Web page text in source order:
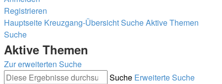
Registrieren
Hauptseite Kreuzgang-ÜbersichtSucheAktive Themen
Suche
Aktive Themen
Zur erweiterten Suche
Suche Erweiterte Suche